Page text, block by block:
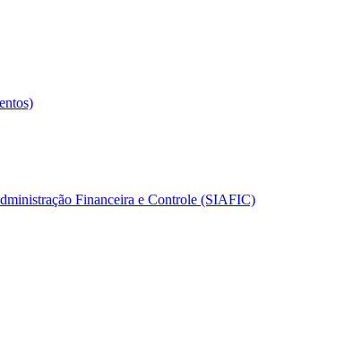
Financeira e Controle (SIAFIC)